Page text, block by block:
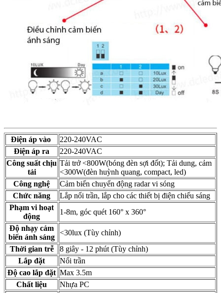
Điện áp vào
220-240VAC
Điện áp ra
220-240VAC
Công suất chịu
tải
Tải trở <800W(bóng đèn sợi đốt); Tải dung, cảm
<300W(đèn huỳnh quang, compact, led)
Công nghệ
Cảm biến chuyển động radar vi sóng
Chức năng
Lắp nổi trần, lắp cho các thiết bị điện chiếu sáng
Phạm vi hoạt
động
1-8m, góc quét 160° x 360°
Độ nhạy cảm
biến ánh sáng
<30lux (Tùy chỉnh)
Thời gian trễ
8 giây - 12 phút (Tùy chỉnh)
Lắp đặt
Nổi trần
Độ cao lắp đặt Max 3.5m
Chất liệu
Nhựa PC